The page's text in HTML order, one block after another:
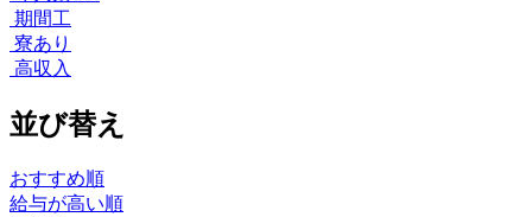
期間工
寮あり
高収入
並び替え
おすすめ順
給与が高い順